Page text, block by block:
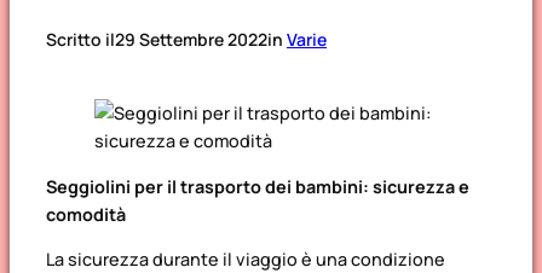
Scritto il29 Settembre 2022in Varie
Seggiolini per il trasporto dei bambini: sicurezza e
comodità
La sicurezza durante il viaggio è una condizione